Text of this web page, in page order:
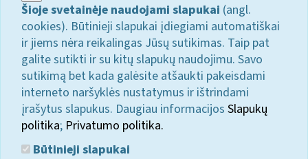
Šioje svetainėje naudojami slapukai (angl.
cookies). Būtinieji slapukai įdiegiami automatiškai
ir jiems nėra reikalingas Jūsų sutikimas. Taip pat
galite sutikti ir su kitų slapukų naudojimu. Savo
sutikimą bet kada galėsite atšaukti pakeisdami
interneto naršyklės nustatymus ir ištrindami
įrašytus slapukus. Daugiau informacijos Slapukų
politika; Privatumo politika.
Būtinieji slapukai